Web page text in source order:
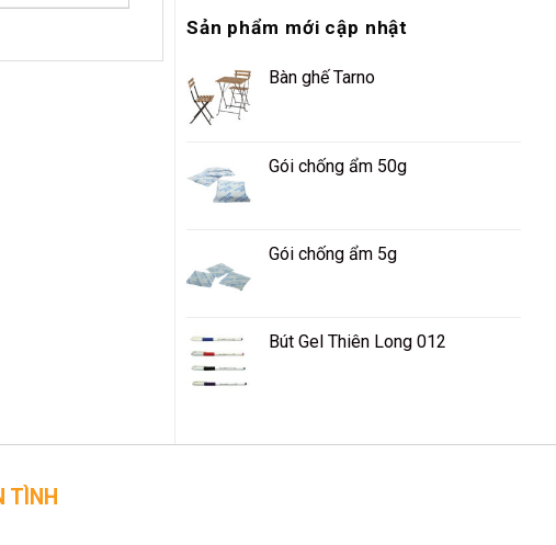
Sản phẩm mới cập nhật
Bàn ghế Tarno
Gói chống ẩm 50g
Gói chống ẩm 5g
Bút Gel Thiên Long 012